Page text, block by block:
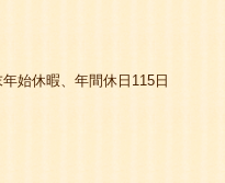
始休暇、年間休日115日